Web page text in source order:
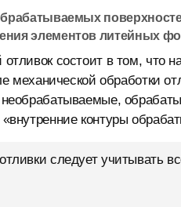
элементов литейных
состоит в том, что
механической обработки
контуры
следует учитывать